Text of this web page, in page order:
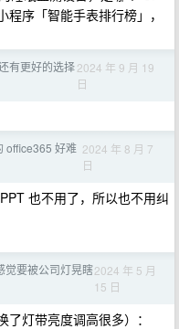
序「智能手表排行榜」，
有更好的选择2024 年 9 月 19
日
office365 好难 2024 年 8 月 7
日
也不用了，所以也不用纠
觉要被公司灯晃瞎2024 年 5 月
15 日
灯带亮度调高很多）：